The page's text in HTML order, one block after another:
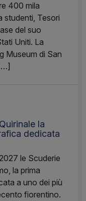
400 mila
studenti, Tesori
del suo
Uniti. La
Museum di San
la
dedicata
le Scuderie
la prima
a uno dei più
fiorentino.